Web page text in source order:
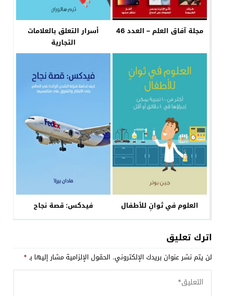
مجلة آفاق العلم – العدد 46
أسرار التعلق بالعلامات
التجارية
العلوم في ثوانٍ للأطفال فيدكس: قصة نجاح
اترك تعليق
لن يتم نشر عنوان بريدك الإلكتروني. الحقول الإلزامية مشار إليها بـ*